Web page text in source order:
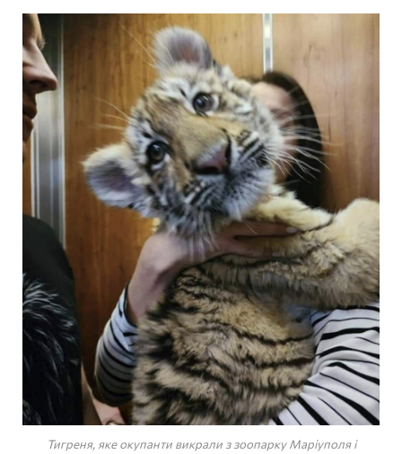
Тигреня, яке окупанти викрали з зоопарку Маріуполя і